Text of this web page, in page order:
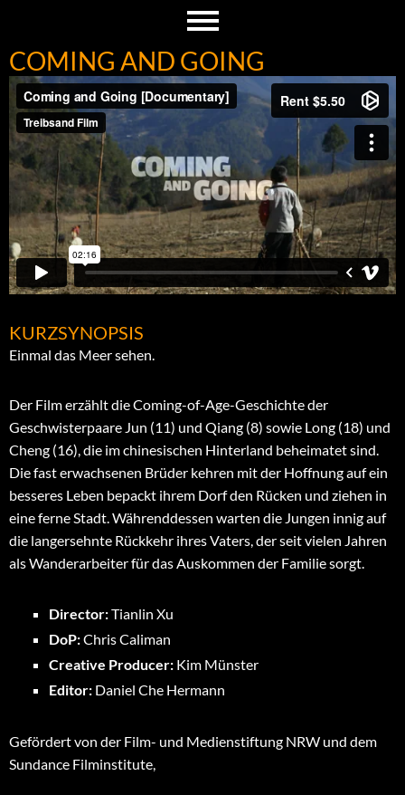
COMING AND GOING
KURZSYNOPSIS
Einmal das Meer sehen.
Der Film erzählt die Coming-of-Age-Geschichte der
Geschwisterpaare Jun (11) und Qiang (8) sowie Long (18) und
Cheng (16), die im chinesischen Hinterland beheimatet sind.
Die fast erwachsenen Brüder kehren mit der Hoffnung auf ein
besseres Leben bepackt ihrem Dorf den Rücken und ziehen in
eine ferne Stadt. Währenddessen warten die Jungen innig auf
die langersehnte Rückkehr ihres Vaters, der seit vielen Jahren
als Wanderarbeiter für das Auskommen der Familie sorgt.
Director:Tianlin Xu
DoP:Chris Caliman
Creative Producer: Kim Münster
Editor: Daniel Che Hermann
Gefördert von der Film- und Medienstiftung NRW und dem
Sundance Filminstitute,